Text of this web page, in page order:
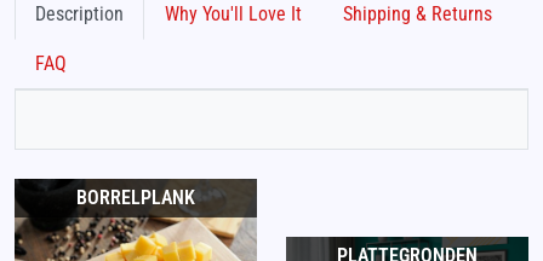
Description Why You'll Love It Shipping & Returns
FAQ
BORRELPLANK
PLATTEGRONDEN